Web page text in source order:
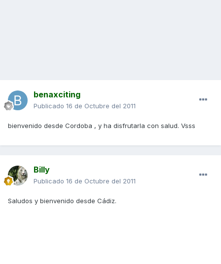
benaxciting
Publicado 16 de Octubre del 2011
bienvenido desde Cordoba , y ha disfrutarla con salud. Vsss
Billy
Publicado 16 de Octubre del 2011
Saludos y bienvenido desde Cádiz.